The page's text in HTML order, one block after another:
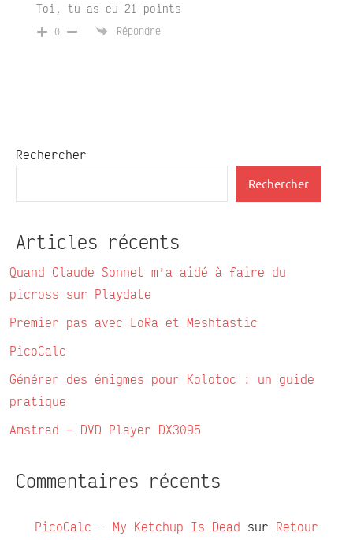
Toi, tu as eu 21 points
0 Répondre
Rechercher
Rechercher
Articles récents
Quand Claude Sonnet m’a aidé à faire du
picross sur Playdate
Premier pas avec LoRa et Meshtastic
PicoCalc
Générer des énigmes pour Kolotoc : un guide
pratique
Amstrad – DVD Player DX3095
Commentaires récents
PicoCalc – My Ketchup Is Dead sur Retour